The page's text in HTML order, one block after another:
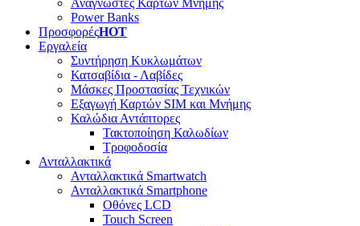
Αναγνώστες Καρτών Μνήμης
Power Banks
ΠροσφορέςHOT
Εργαλεία
Συντήρηση Κυκλωμάτων
Κατσαβίδια - Λαβίδες
Μάσκες Προστασίας Τεχνικών
Εξαγωγή Καρτών SIM και Μνήμης
Καλώδια Αντάπτορες
Τακτοποίηση Καλωδίων
Τροφοδοσία
Ανταλλακτικά
Ανταλλακτικά Smartwatch
Ανταλλακτικά Smartphone
Οθόνες LCD
Touch Screen